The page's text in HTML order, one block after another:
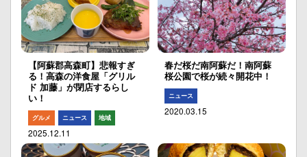
【阿蘇郡高森町】悲報すぎ
る！高森の洋食屋「グリル
ド 加藤」が閉店するらし
い！
グルメ ニュース 地域
2025.12.11
春だ桜だ南阿蘇だ！南阿蘇
桜公園で桜が続々開花中！
ニュース
2020.03.15